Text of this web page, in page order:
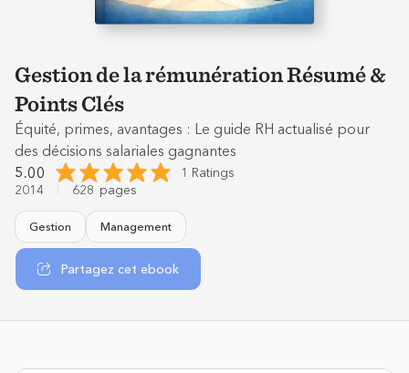
Gestion de la rémunération Résumé &
Points Clés
Équité, primes, avantages : Le guide RH actualisé pour
des décisions salariales gagnantes
5.00
1 Ratings
2014
628 pages
Gestion Management
Partagez cet ebook